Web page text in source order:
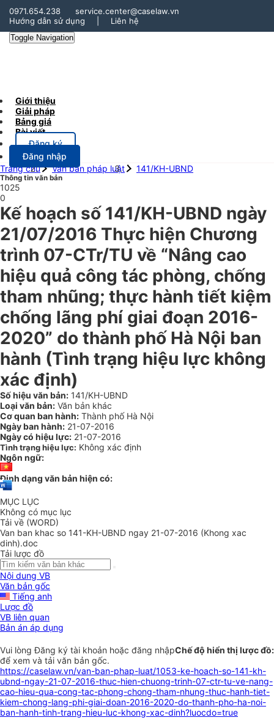
0971.654.238
service.center@caselaw.vn
Hướng dẫn sử dụng
Liên hệ
Toggle Navigation
Giới thiệu
Giải pháp
Bảng giá
Bài viết
Đăng ký
Đăng nhập
Trang chủ
Văn bản pháp luật 141/KH-UBND
Thông tin văn bản
1025
0
Kế hoạch số 141/KH-UBND ngày
21/07/2016 Thực hiện Chương
trình 07-CTr/TU về “Nâng cao
hiệu quả công tác phòng, chống
tham nhũng; thực hành tiết kiệm
chống lãng phí giai đoạn 2016-
2020” do thành phố Hà Nội ban
hành (Tình trạng hiệu lực không
xác định)
Số hiệu văn bản: 141/KH-UBND
Loại văn bản: Văn bản khác
Cơ quan ban hành: Thành phố Hà Nội
Ngày ban hành: 21-07-2016
Ngày có hiệu lực: 21-07-2016
Tình trạng hiệu lực: Không xác định
Ngôn ngữ:
Định dạng văn bản hiện có:
MỤC LỤC
Không có mục lục
Tải về (WORD)
Van ban khac so 141-KH-UBND ngay 21-07-2016 (Khong xac
dinh).doc
Tải lược đồ
Nội dung VB
Văn bản gốc
Tiếng anh
Lược đồ
VB liên quan
Bản án áp dụng
Chế độ hiển thị lược đồ:
Vui lòngĐăng ký tài khoản hoặc đăng nhập
để xem và tải văn bản gốc.
https://caselaw.vn/van-ban-phap-luat/1053-ke-hoach-so-141-kh-
ubnd-ngay-21-07-2016-thuc-hien-chuong-trinh-07-ctr-tu-ve-nang-
cao-hieu-qua-cong-tac-phong-chong-tham-nhung-thuc-hanh-tiet-
kiem-chong-lang-phi-giai-doan-2016-2020-do-thanh-pho-ha-noi-
ban-hanh-tinh-trang-hieu-luc-khong-xac-dinh?luocdo=true